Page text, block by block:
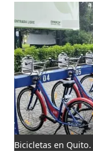
Bicicletas en Quito.